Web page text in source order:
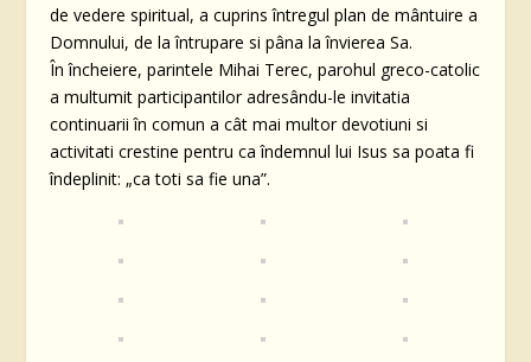
de vedere spiritual, a cuprins întregul plan de mântuire a
Domnului, de la întrupare si pâna la învierea Sa.
În încheiere, parintele Mihai Terec, parohul greco-catolic
a multumit participantilor adresându-le invitatia
continuarii în comun a cât mai multor devotiuni si
activitati crestine pentru ca îndemnul lui Isus sa poata fi
îndeplinit: „ca toti sa fie una”.